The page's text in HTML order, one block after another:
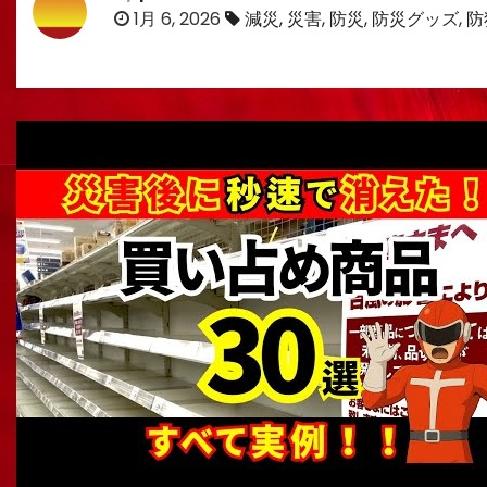
1月 6, 2026 減災, 災害, 防災, 防災グッズ,